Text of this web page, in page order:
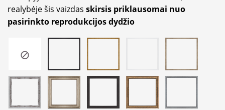
realybėje šis vaizdas skirsis priklausomai nuo
pasirinkto reprodukcijos dydžio